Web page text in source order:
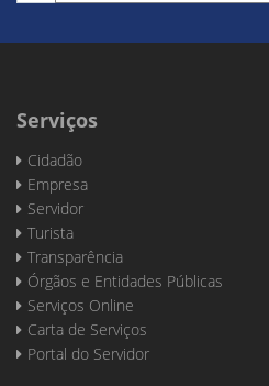
Serviços
Cidadão
Empresa
Servidor
Turista
Transparência
Órgãos e Entidades Públicas
Serviços Online
Carta de Serviços
Portal do Servidor